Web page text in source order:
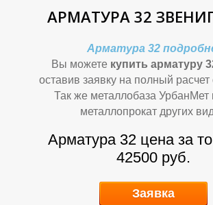
Я
АРМАТУРА 32
Арматура 32
Вы можете купить арматуру
оставив заявку на полный расчет
Так же металлобаза УрбанМет
металлопрокат других
Арматура 32 цена за
42500 руб.
Заявка
Я